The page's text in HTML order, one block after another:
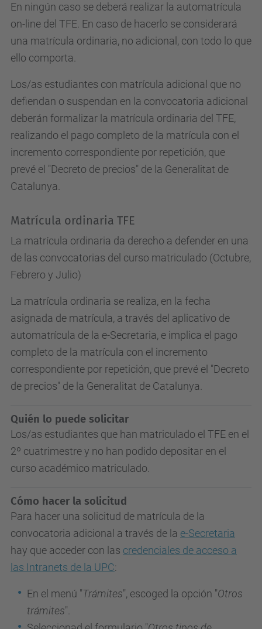
En ningún caso se deberá realizar la automatrícula
on-line del TFE. En caso de hacerlo se considerará
una matrícula ordinaria, no adicional, con todo lo que
ello comporta.
Los/as estudiantes con matrícula adicional que no
defiendan o suspendan en la convocatoria adicional
deberán formalizar la matrícula ordinaria del TFE,
realizando el pago completo de la matrícula con el
incremento correspondiente por repetición, que
prevé el "Decreto de precios" de la Generalitat de
Catalunya.
Matrícula ordinaria TFE
La matrícula ordinaria da derecho a defender en una
de las convocatorias del curso matriculado (Octubre,
Febrero y Julio)
La matrícula ordinaria se realiza, en la fecha
asignada de matrícula, a través del aplicativo de
automatrícula de la e-Secretaria, e implica el pago
completo de la matrícula con el incremento
correspondiente por repetición, que prevé el "Decreto
de precios" de la Generalitat de Catalunya.
Quién lo puede solicitar
Los/as estudiantes que han matriculado el TFE en el
2º cuatrimestre y no han podido depositar en el
curso académico matriculado.
Cómo hacer la solicitud
Para hacer una solicitud de matrícula de la
convocatoria adicional a través de la e-Secretaria
hay que acceder con las credenciales de acceso a
las Intranets de la UPC:
En el menú "Trámites", escoged la opción "Otros
trámites".